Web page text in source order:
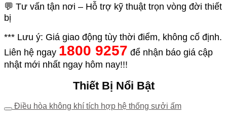
💬 Tư vấn tận nơi – Hỗ trợ kỹ thuật trọn vòng đời thiết
bị
*** Lưu ý: Giá giao động tùy thời điểm, không cố định.
Liên hệ ngay 1800 9257 để nhận báo giá cập
nhật mới nhất ngay hôm nay!!!
Thiết Bị Nổi Bật
Điều hòa không khí tích hợp hệ thống sưởi ấm